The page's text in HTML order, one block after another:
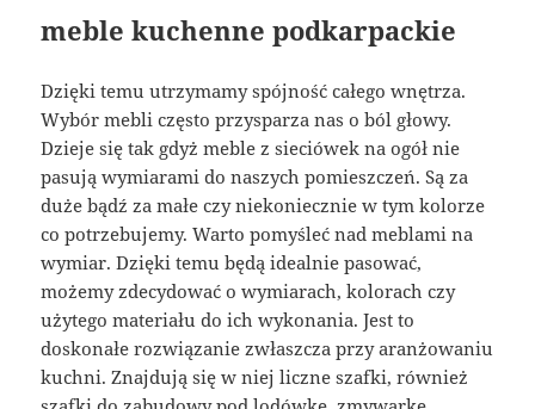
meble kuchenne podkarpackie
Dzięki temu utrzymamy spójność całego wnętrza.
Wybór mebli często przysparza nas o ból głowy.
Dzieje się tak gdyż meble z sieciówek na ogół nie
pasują wymiarami do naszych pomieszczeń. Są za
duże bądź za małe czy niekoniecznie w tym kolorze
co potrzebujemy. Warto pomyśleć nad meblami na
wymiar. Dzięki temu będą idealnie pasować,
możemy zdecydować o wymiarach, kolorach czy
użytego materiału do ich wykonania. Jest to
doskonałe rozwiązanie zwłaszcza przy aranżowaniu
kuchni. Znajdują się w niej liczne szafki, również